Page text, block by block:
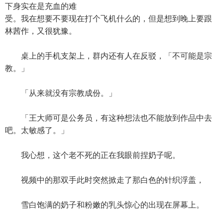
下身实在是充血的难
受。我在想要不要现在打个飞机什么的，但是想到晚上要跟
林茜作，又很犹豫。
桌上的手机支架上，群内还有人在反驳，「不可能是宗
教。」
「从来就没有宗教成份。」
「王大师可是公务员，有这种想法也不能放到作品中去
吧。太敏感了。」
我心想，这个老不死的正在我眼前捏奶子呢。
视频中的那双手此时突然掀走了那白色的针织浮盖，
雪白饱满的奶子和粉嫩的乳头惊心的出现在屏幕上。